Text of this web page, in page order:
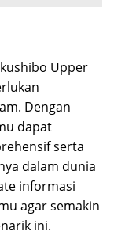
Upper
Dengan
dapat
serta
dalam dunia
informasi
agar semakin
ini.